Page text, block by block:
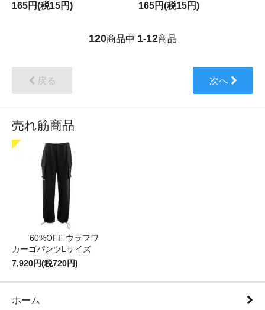
165円(税15円)
165円(税15円)
120商品中 1-12商品
戻る 次へ
売れ筋商品
60%OFF ウラフワ
カーゴパンツLサイズ
7,920円(税720円)
ホーム